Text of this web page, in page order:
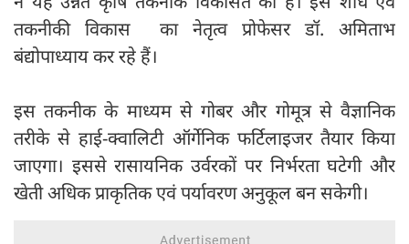
तकनीकी विकास का नेतृत्व प्रोफेसर डॉ. अमिताभ
बंद्योपाध्याय कर रहे हैं।
इस तकनीक के माध्यम से गोबर और गोमूत्र से वैज्ञानिक
तरीके से हाई-क्वालिटी ऑर्गेनिक फर्टिलाइजर तैयार किया
जाएगा। इससे रासायनिक उर्वरकों पर निर्भरता घटेगी और
खेती अधिक प्राकृतिक एवं पर्यावरण अनुकूल बन सकेगी।